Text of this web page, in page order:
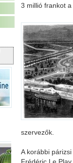
3 millió frankot
szervezők.
A korábbi